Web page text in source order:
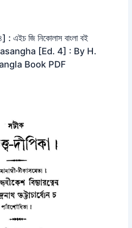
: এইচ জি নিকোলাস বাংলা বই
[Ed. 4] : By H.
Book PDF